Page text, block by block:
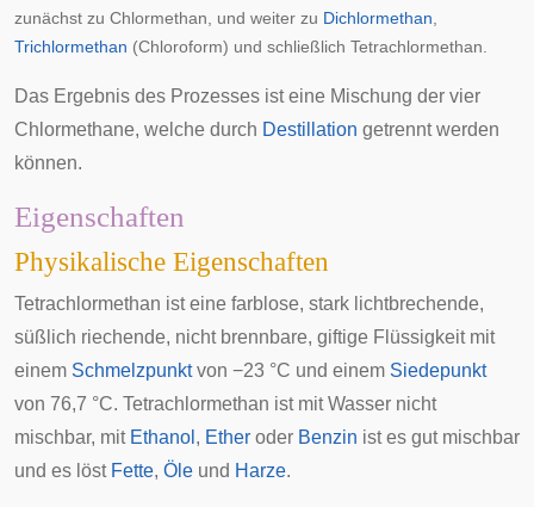
zunächst zu Chlormethan, und weiter zu Dichlormethan
Trichlormethan (Chloroform) und schließlich Tetrachlormethan.
Das Ergebnis des Prozesses ist eine Mischung der vier
Chlormethane, welche durch Destillation getrennt werden
können.
Eigenschaften
Physikalische Eigenschaften
Tetrachlormethan ist eine farblose, stark lichtbrechende,
süßlich riechende, nicht brennbare, giftige Flüssigkeit mit
einem Schmelzpunktvon −23 °C und einem Siedepunkt
von 76,7 °C. Tetrachlormethan ist mit Wasser nicht
mischbar, mit Ethanol , Ether oder Benzin ist es gut mischbar
und es löst Fette, Öle und Harze.